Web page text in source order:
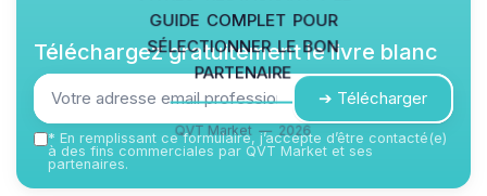
guide complet pour
sélectionner le bon
partenaire
QVT Market — 2026
Téléchargez gratuitement le livre blanc
➔ Télécharger
* En remplissant ce formulaire, j’accepte d’être contacté(e)
à des fins commerciales par QVT Market et ses
partenaires.